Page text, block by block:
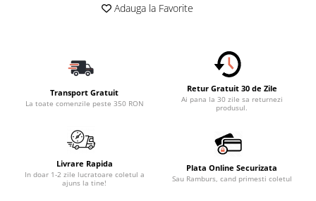
Accesorii Siguranta Auto
Incarcatoare Auto
Accesorii pentru Roti si Anvelope
Organizatoare Auto
Iluminat Auto
Adauga la Favorite
Transport Gratuit
La toate comenzile peste 350 RON
Retur Gratuit 30 de Zile
Ai pana la 30 zile sa returnezi
produsul.
Livrare Rapida
In doar 1-2 zile lucratoare coletul a
ajuns la tine!
Plata Online Securizata
Sau Ramburs, cand primesti coletul